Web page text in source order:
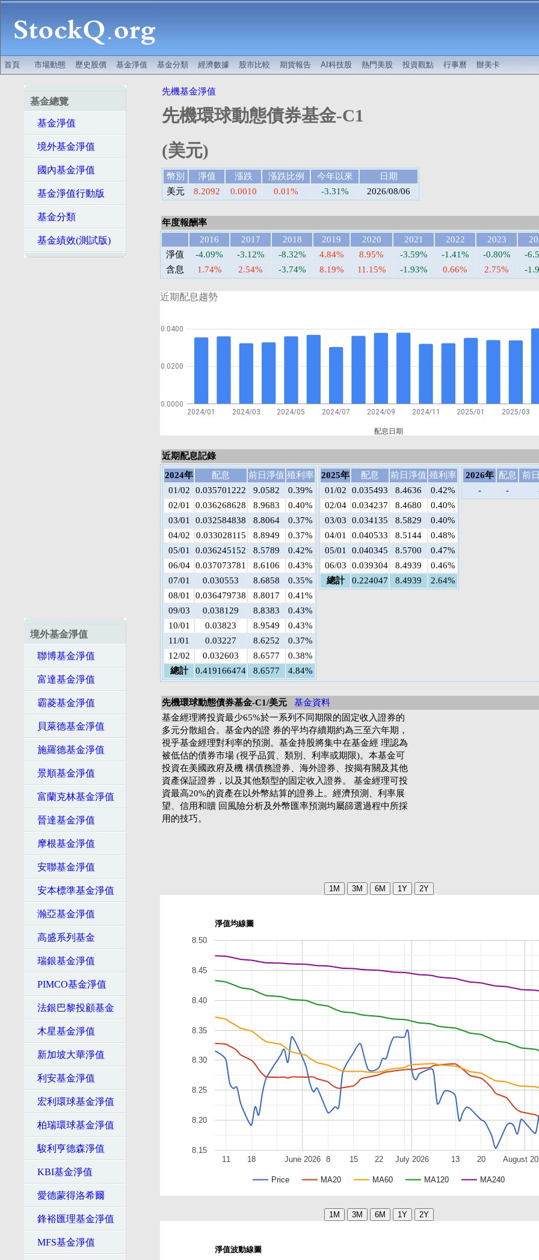
首頁 市場動態 歷史股價 基金淨值 基金分類 經濟數據 股市比較 期貨報告 AI科技股 熱門美股 投資觀點 行事曆 辦美卡
基金總覽
基金淨值
境外基金淨值
國內基金淨值
基金淨值行動版
基金分類
基金績效(測試版)
境外基金淨值
聯博基金淨值
富達基金淨值
霸菱基金淨值
貝萊德基金淨值
施羅德基金淨值
景順基金淨值
富蘭克林基金淨值
晉達基金淨值
摩根基金淨值
安聯基金淨值
安本標準基金淨值
瀚亞基金淨值
高盛系列基金
瑞銀基金淨值
PIMCO基金淨值
法銀巴黎投顧基金
木星基金淨值
新加坡大華淨值
利安基金淨值
宏利環球基金淨值
柏瑞環球基金淨值
駿利亨德森淨值
KBI基金淨值
愛德蒙得洛希爾
鋒裕匯理基金淨值
MFS基金淨值
先機基金淨值
先機環球動態債券基金-C1
(美元)
幣別 淨值 漲跌 漲跌比例 今年以來
日期
美元
8.2092 0.0010 0.01% -3.31% 2026/08/06
年度報酬率
2016
2017 2018 2019 2020 2021 2022 2023
淨值
-4.09% -3.12% -8.32% 4.84% 8.95% -3.59% -1.41% -0.80%
-
含息
1.74% 2.54% -3.74% 8.19% 11.15% -1.93% 0.66% 2.75% -
近期配息趨勢
2024/01 2024/03 2024/05 2024/07 2024/09 2024/11 2025/01 2025/03
配息日期
0.0000
0.0200
0.0400
近期配息記錄
2024年
配息 前日淨值 殖利率
01/02
0.035701222 9.0582
0.39%
02/01
0.036268628 8.9683
0.40%
03/01
0.032584838 8.8064
0.37%
04/02
0.033028115 8.8949
0.37%
05/01
0.036245152 8.5789
0.42%
06/04 0.037073781 8.6106
0.43%
07/01
0.030553 8.6858
0.35%
08/01
0.036479738 8.8017
0.41%
09/03
0.038129 8.8383
0.43%
10/01
0.03823 8.9549
0.43%
11/01
0.03227 8.6252
0.37%
12/02
0.032603 8.6577
0.38%
總計
0.419166474 8.6577 4.84%
2025年 配息 前日淨值 殖利率
01/02
0.035493 8.4636
0.42%
02/04 0.034237 8.4680
0.40%
03/03
0.034135 8.5829
0.40%
04/01
0.040533 8.5144
0.48%
05/01
0.040345 8.5700
0.47%
06/03
0.039304 8.4939
0.46%
總計
0.224047 8.4939 2.64%
2026年 配息
前
-
-
先機環球動態債券基金-C1/美元
基金資料
基金經理將投資最少65%於一系列不同期限的固定收入證券的
多元分散組合。基金內的證 券的平均存續期約為三至六年期，
視乎基金經理對利率的預測。基金持股將集中在基金經 理認為
被低估的債券市場 (視乎品質、類別、利率或期限)。本基金可
投資在美國政府及機 構債務證券、海外證券、按揭有關及其他
資產保証證券，以及其他類型的固定收入證券。 基金經理可投
資最高20%的資產在以外幣結算的證券上。經濟預測、利率展
望、信用和贖 回風險分析及外幣匯率預測均屬篩選過程中所採
用的技巧。
淨值均線圖
Price MA20 MA60 MA120 MA240
June 2026 July 2026 August
11 18 8 15 22 13 20
8.15
8.20
8.25
8.30
8.35
8.40
8.45
8.50
淨值波動線圖